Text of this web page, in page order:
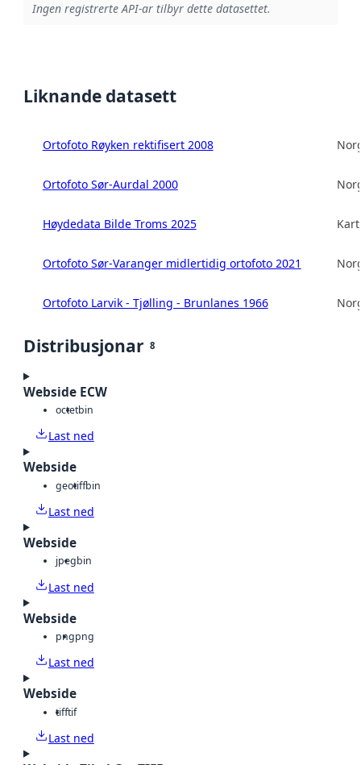
Ingen registrerte API-ar tilbyr dette datasettet.
Liknande datasett
Ortofoto Røyken rektifisert 2008
Ortofoto Sør-Aurdal 2000
Høydedata Bilde Troms 2025
Ortofoto Sør-Varanger midlertidig ortofoto 2021
Ortofoto Larvik - Tjølling - Brunlanes 1966
Distribusjonar 8
Webside ECW
octetbin
Last ned
Webside
geotiffbin
Last ned
Webside
jpegbin
Last ned
Webside
pngpng
Last ned
Webside
tifftif
Last ned